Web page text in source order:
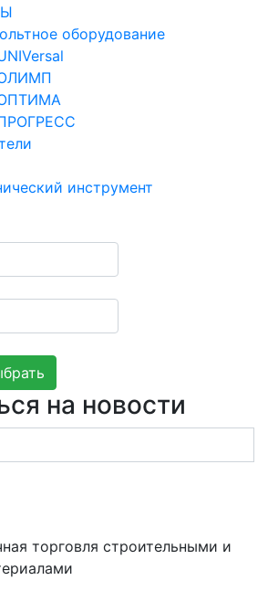
оборудование
инструмент
на новости
торговля строительными и